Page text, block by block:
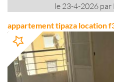
le 23-4-2026
appartement tipaza location